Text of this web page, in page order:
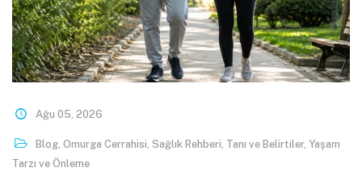
Ağu 05, 2026
Blog, Omurga Cerrahisi, Sağlık Rehberi, Tanı ve Belirtiler, Yaşam
Tarzı ve Önleme